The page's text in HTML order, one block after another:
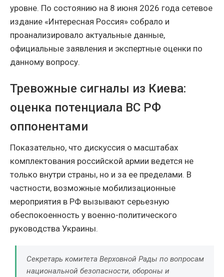
уровне. По состоянию на 8 июня 2026 года сетевое
издание «Интересная Россия» собрало и
проанализировало актуальные данные,
официальные заявления и экспертные оценки по
данному вопросу.
Тревожные сигналы из Киева:
оценка потенциала ВС РФ
оппонентами
Показательно, что дискуссия о масштабах
комплектования российской армии ведется не
только внутри страны, но и за ее пределами. В
частности, возможные мобилизационные
мероприятия в РФ вызывают серьезную
обеспокоенность у военно-политического
руководства Украины.
Секретарь комитета Верховной Рады по вопросам
национальной безопасности, обороны и